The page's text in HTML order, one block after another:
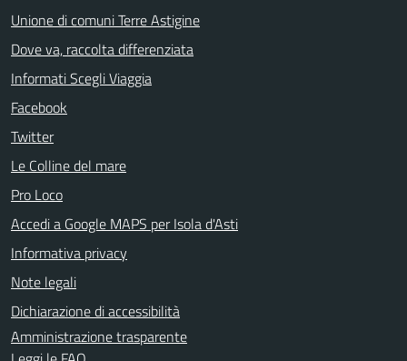
Unione di comuni Terre Astigine
Dove va, raccolta differenziata
Informati Scegli Viaggia
Facebook
Twitter
Le Colline del mare
Pro Loco
Accedi a Google MAPS per Isola d'Asti
Informativa privacy
Note legali
Dichiarazione di accessibilità
Amministrazione trasparente